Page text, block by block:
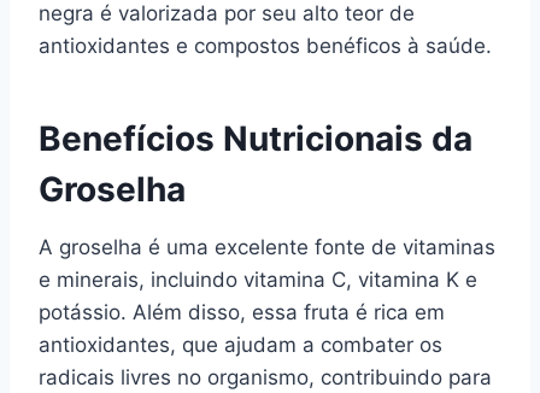
negra é valorizada por seu alto teor de
antioxidantes e compostos benéficos à saúde.
Benefícios Nutricionais da
Groselha
A groselha é uma excelente fonte de vitaminas
e minerais, incluindo vitamina C, vitamina K e
potássio. Além disso, essa fruta é rica em
antioxidantes, que ajudam a combater os
radicais livres no organismo, contribuindo para